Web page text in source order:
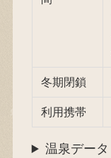
冬期閉鎖
利用携帯
温泉データ